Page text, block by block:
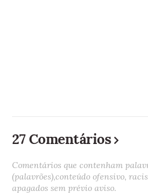
27 Comentários
Comentários que contenham
(palavrões),conteúdo ofensivo,
apagados sem prévio aviso.